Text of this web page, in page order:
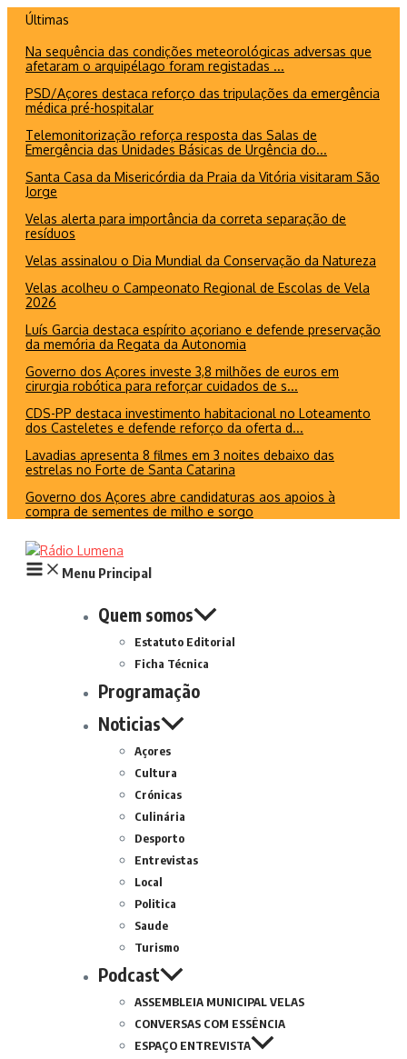
conteúdo
Últimas
Na sequência das condições meteorológicas adversas que
afetaram o arquipélago foram registadas ...
PSD/Açores destaca reforço das tripulações da emergência
médica pré-hospitalar
Telemonitorização reforça resposta das Salas de
Emergência das Unidades Básicas de Urgência do...
Santa Casa da Misericórdia da Praia da Vitória visitaram São
Jorge
Velas alerta para importância da correta separação de
resíduos
Velas assinalou o Dia Mundial da Conservação da Natureza
Velas acolheu o Campeonato Regional de Escolas de Vela
2026
Luís Garcia destaca espírito açoriano e defende preservação
da memória da Regata da Autonomia
Governo dos Açores investe 3,8 milhões de euros em
cirurgia robótica para reforçar cuidados de s...
CDS-PP destaca investimento habitacional no Loteamento
dos Casteletes e defende reforço da oferta d...
Lavadias apresenta 8 filmes em 3 noites debaixo das
estrelas no Forte de Santa Catarina
Governo dos Açores abre candidaturas aos apoios à
compra de sementes de milho e sorgo
Menu Principal
Quem somos
Estatuto Editorial
Ficha Técnica
Programação
Noticias
Açores
Cultura
Crónicas
Culinária
Desporto
Entrevistas
Local
Politica
Saude
Turismo
Podcast
ASSEMBLEIA MUNICIPAL VELAS
CONVERSAS COM ESSÊNCIA
ESPAÇO ENTREVISTA